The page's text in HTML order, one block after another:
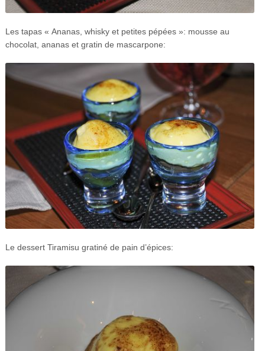
Les tapas « Ananas, whisky et petites pépées »: mousse au
chocolat, ananas et gratin de mascarpone:
Le dessert Tiramisu gratiné de pain d’épices: